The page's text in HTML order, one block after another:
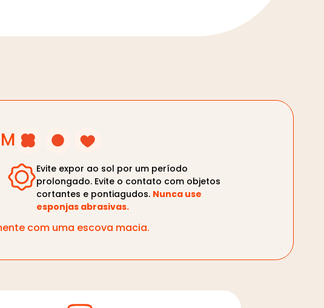
Evite expor ao sol por um período
prolongado. Evite o contato com objetos
cortantes e pontiagudos. Nunca use
esponjas abrasivas.
com uma escova macia.